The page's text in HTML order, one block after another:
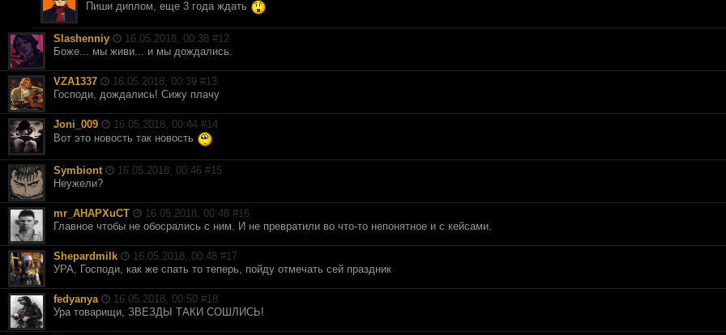
Пиши диплом, еще 3 года ждать
Slashenniy 16.05.2018, 00:38 #12
Боже... мы живи... и мы дождались.
VZA1337 16.05.2018, 00:39 #13
Господи, дождались! Сижу плачу
Joni_009 16.05.2018, 00:44 #14
Вот это новость так новость
Symbiont 16.05.2018, 00:46 #15
Неужели?
mr_AHAPXuCT 16.05.2018, 00:48 #16
Главное чтобы не обосрались с ним. И не превратили во что-то непонятное и с кейсами.
Shepardmilk 16.05.2018, 00:48 #17
УРА, Господи, как же спать то теперь, пойду отмечать сей праздник
fedyanya 16.05.2018, 00:50 #18
Ура товарищи, ЗВЕЗДЫ ТАКИ СОШЛИСЬ!